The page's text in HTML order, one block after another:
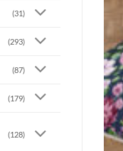
(31)
(293)
(87)
(179)
(128)